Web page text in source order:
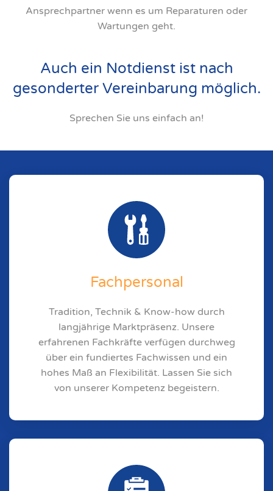
Ansprechpartner wenn es um Reparaturen oder
Wartungen geht.
Auch ein Notdienst ist nach
gesonderter Vereinbarung möglich.
Sprechen Sie uns einfach an!
Fachpersonal
Tradition, Technik & Know-how durch
langjährige Marktpräsenz. Unsere
erfahrenen Fachkräfte verfügen durchweg
über ein fundiertes Fachwissen und ein
hohes Maß an Flexibilität. Lassen Sie sich
von unserer Kompetenz begeistern.